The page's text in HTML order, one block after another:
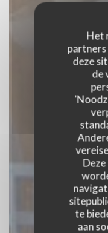
Het
partners
deze
de
te
aan
La